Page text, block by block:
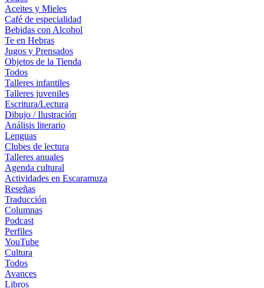
Aceites y Mieles
Café de especialidad
Bebidas con Alcohol
Te en Hebras
Jugos y Prensados
Objetos de la Tienda
Todos
Talleres infantiles
Talleres juveniles
Escritura/Lectura
Dibujo / Ilustración
Análisis literario
Lenguas
Clubes de lectura
Talleres anuales
Agenda cultural
Actividades en Escaramuza
Reseñas
Traducción
Columnas
Podcast
Perfiles
YouTube
Cultura
Todos
Avances
Libros